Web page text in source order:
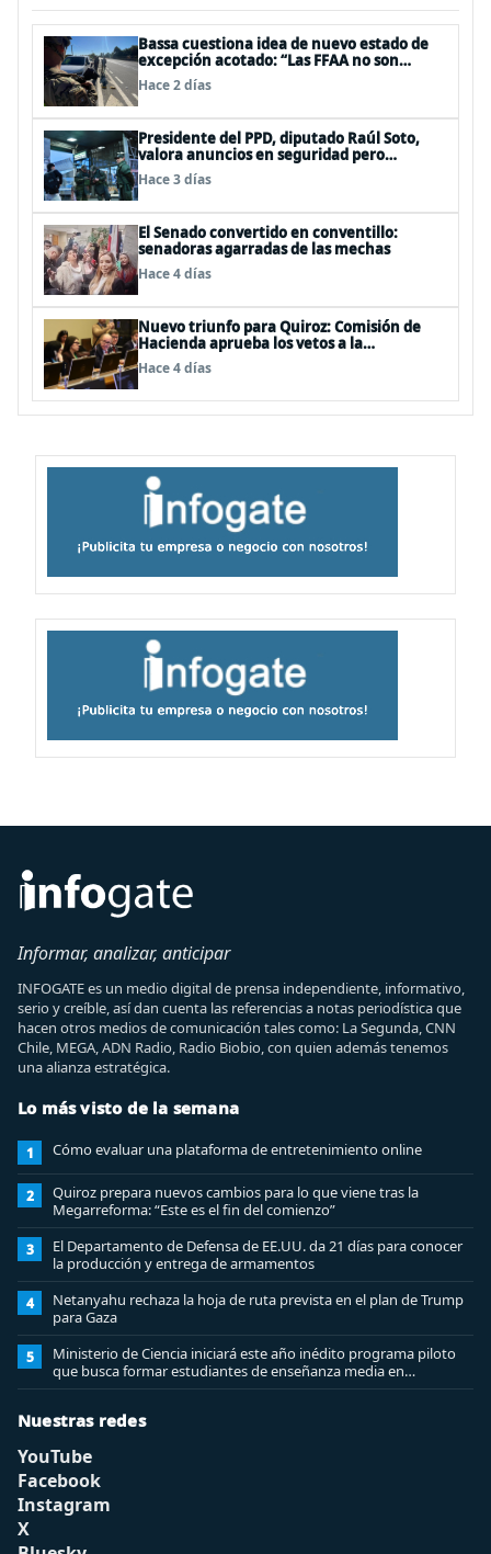
Bassa cuestiona idea de nuevo estado de
excepción acotado: “Las FFAA no son
policías”
Hace 2 días
Presidente del PPD, diputado Raúl Soto,
valora anuncios en seguridad pero
advierte ausencia clave: alzamiento del
secreto bancario
Hace 3 días
El Senado convertido en conventillo:
senadoras agarradas de las mechas
Hace 4 días
Nuevo triunfo para Quiroz: Comisión de
Hacienda aprueba los vetos a la
Megarreforma
Hace 4 días
Informar, analizar, anticipar
INFOGATE es un medio digital de prensa independiente, informativo,
serio y creíble, así dan cuenta las referencias a notas periodística que
hacen otros medios de comunicación tales como: La Segunda, CNN
Chile, MEGA, ADN Radio, Radio Biobio, con quien además tenemos
una alianza estratégica.
Lo más visto de la semana
1 Cómo evaluar una plataforma de entretenimiento online
2
Quiroz prepara nuevos cambios para lo que viene tras la
Megarreforma: “Este es el fin del comienzo”
3
El Departamento de Defensa de EE.UU. da 21 días para conocer
la producción y entrega de armamentos
4
Netanyahu rechaza la hoja de ruta prevista en el plan de Trump
para Gaza
5
Ministerio de Ciencia iniciará este año inédito programa piloto
que busca formar estudiantes de enseñanza media en
ciberseguridad
Nuestras redes
YouTube
Facebook
Instagram
X